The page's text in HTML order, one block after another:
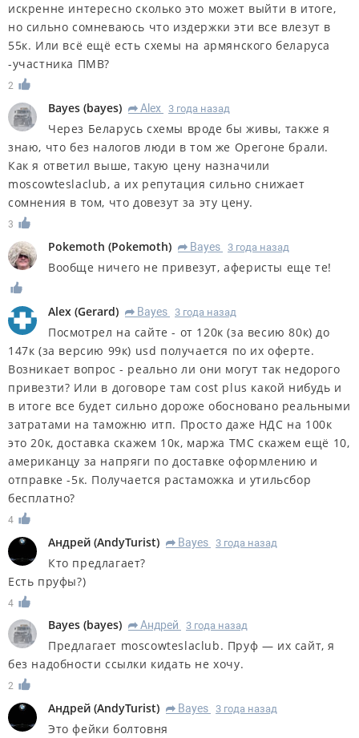
искренне интересно сколько это может выйти в итоге,
но сильно сомневаюсь что издержки эти все влезут в
55к. Или всё ещё есть схемы на армянского беларуса
-участника ПМВ?
2
Bayes (bayes) R Alex 3 года назад
Через Беларусь схемы вроде бы живы, также я
знаю, что без налогов люди в том же Орегоне брали.
Как я ответил выше, такую цену назначили
moscowteslaclub, а их репутация сильно снижает
сомнения в том, что довезут за эту цену.
3
Pokemoth (Pokemoth) R Bayes 3 года назад
Вообще ничего не привезут, аферисты еще те!
Alex (Gerard) R Bayes 3 года назад
Посмотрел на сайте - от 120к (за весию 80к) до
147к (за версию 99к) usd получается по их оферте.
Возникает вопрос - реально ли они могут так недорого
привезти? Или в договоре там cost plus какой нибудь и
в итоге все будет сильно дороже обосновано реальными
затратами на таможню итп. Просто даже НДС на 100к
это 20к, доставка скажем 10к, маржа TMC скажем ещё 10,
американцу за напряги по доставке оформлению и
отправке -5к. Получается растаможка и утильсбор
бесплатно?
4
Андрей (AndyTurist) R Bayes 3 года назад
Кто предлагает?
Есть пруфы?)
4
Bayes (bayes) R Андрей 3 года назад
Предлагает moscowteslaclub. Пруф — их сайт, я
без надобности ссылки кидать не хочу.
2
Андрей (AndyTurist) R Bayes 3 года назад
Это фейки болтовня